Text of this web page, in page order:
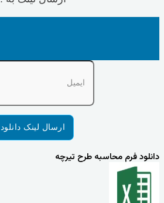
دانلود فرم محاسبه طرح تیرچه